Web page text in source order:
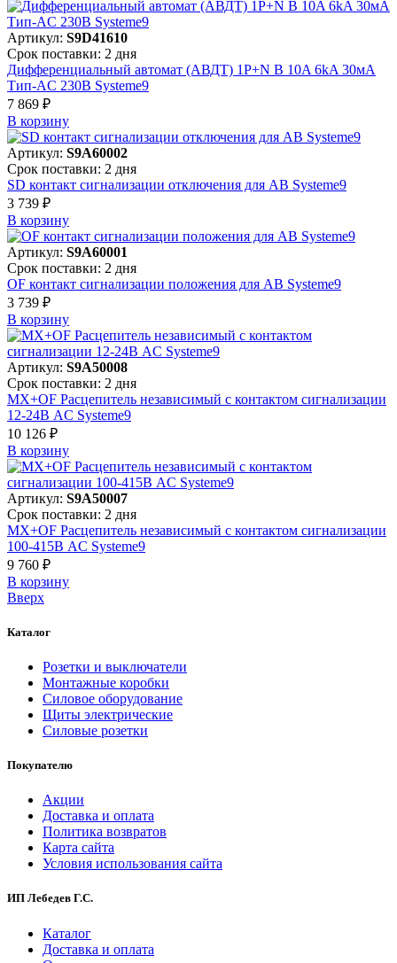
Артикул: S9D41610
Срок поставки: 2 дня
Дифференциальный автомат (АВДТ) 1P+N B 10A 6kA 30мА
Тип-AC 230В Systeme9
7 869 ₽
В корзинy
Артикул: S9A60002
Срок поставки: 2 дня
SD контакт сигнализации отключения для АВ Systeme9
3 739 ₽
В корзинy
Артикул: S9A60001
Срок поставки: 2 дня
OF контакт сигнализации положения для АВ Systeme9
3 739 ₽
В корзинy
Артикул: S9A50008
Срок поставки: 2 дня
MX+OF Расцепитель независимый с контактом сигнализации
12-24В AC Systeme9
10 126 ₽
В корзинy
Артикул: S9A50007
Срок поставки: 2 дня
MX+OF Расцепитель независимый с контактом сигнализации
100-415В AC Systeme9
9 760 ₽
В корзинy
Вверх
Каталог
Розетки и выключатели
Монтажные коробки
Силовое оборудование
Щиты электрические
Силовые розетки
Покупателю
Акции
Доставка и оплата
Политика возвратов
Карта сайта
Условия использования сайта
ИП Лебедев Г.С.
Каталог
Доставка и оплата